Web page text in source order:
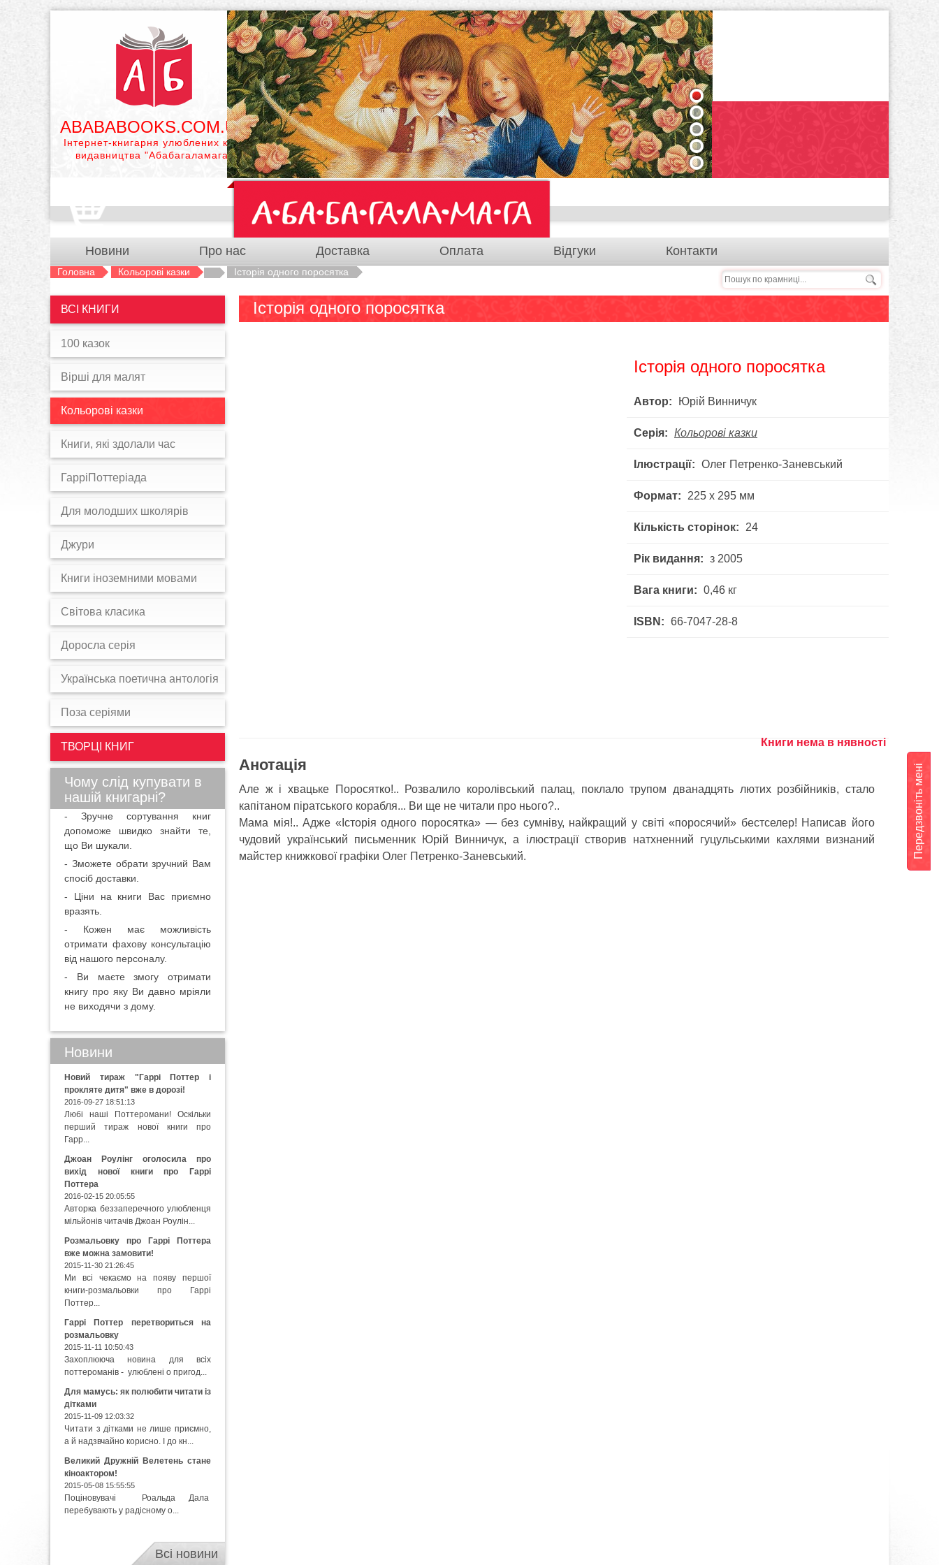
Передзвоніть мені
ABABABOOKS.COM.UA
Інтернет-книгарня улюблених книг
видавництва "Абабагаламага"
1
2
3
4
5
Новини Про нас Доставка Оплата Відгуки Контакти
Головна Кольорові казки Історія одного поросятка
Історія одного поросятка
Історія одного поросятка
Автор: Юрій Винничук
Серія: Кольорові казки
Ілюстрації: Олег Петренко-Заневський
Формат: 225 х 295 мм
Кількість сторінок: 24
Рік видання: з 2005
Вага книги: 0,46 кг
ISBN: 66-7047-28-8
Книги нема в нявності
Анотація
Але ж і хвацьке Поросятко!.. Розвалило королівський палац, поклало трупом дванадцять лютих розбійників, стало
капітаном піратського корабля... Ви ще не читали про нього?..
Мама мія!.. Адже «Історія одного поросятка» — без сумніву, найкращий у світі «поросячий» бестселер! Написав його
чудовий український письменник Юрій Винничук, а ілюстрації створив натхненний гуцульськими кахлями визнаний
майстер книжкової графіки Олег Петренко-Заневський.
ВСІ КНИГИ
100 казок
Вірші для малят
Кольорові казки
Книги, які здолали час
ГарріПоттеріада
Для молодших школярів
Джури
Книги іноземними мовами
Світова класика
Доросла серія
Українська поетична антологія
Поза серіями
ТВОРЦІ КНИГ
Чому слід купувати в
нашій книгарні?
- Зручне сортування книг
допоможе швидко знайти те,
що Ви шукали.
- Зможете обрати зручний Вам
спосіб доставки.
- Ціни на книги Вас приємно
вразять.
- Кожен має можливість
отримати фахову консультацію
від нашого персоналу.
- Ви маєте змогу отримати
книгу про яку Ви давно мріяли
не виходячи з дому.
Новини
Новий тираж "Гаррі Поттер і
прокляте дитя" вже в дорозі!
2016-09-27 18:51:13
Любі наші Поттеромани! Оскільки
перший тираж нової книги про
Гарр...
Джоан Роулінг оголосила про
вихід нової книги про Гаррі
Поттера
2016-02-15 20:05:55
Авторка беззаперечного улюбленця
мільйонів читачів Джоан Роулін...
Розмальовку про Гаррі Поттера
вже можна замовити!
2015-11-30 21:26:45
Ми всі чекаємо на появу першої
книги-розмальовки про Гаррі
Поттер...
Гаррі Поттер перетвориться на
розмальовку
2015-11-11 10:50:43
Захоплююча новина для всіх
поттероманів - улюблені о пригод...
Для мамусь: як полюбити читати із
дітками
2015-11-09 12:03:32
Читати з дітками не лише приємно,
а й надзвчайно корисно. І до кн...
Великий Дружній Велетень стане
кіноактором!
2015-05-08 15:55:55
Поціновувачі Роальда Дала
перебувають у радісному о...
Всі новини